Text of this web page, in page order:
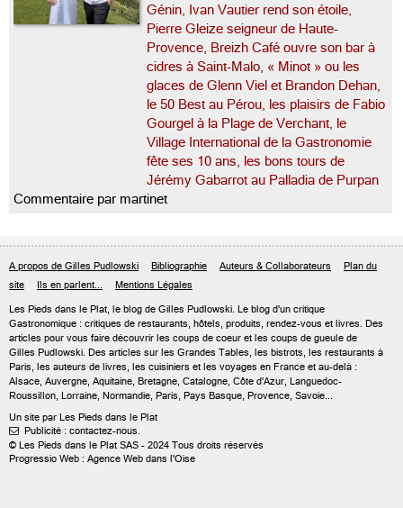
Génin, Ivan Vautier rend son étoile,
Pierre Gleize seigneur de Haute-
Provence, Breizh Café ouvre son bar à
cidres à Saint-Malo, « Minot » ou les
glaces de Glenn Viel et Brandon Dehan,
le 50 Best au Pérou, les plaisirs de Fabio
Gourgel à la Plage de Verchant, le
Village International de la Gastronomie
fête ses 10 ans, les bons tours de
Jérémy Gabarrot au Palladia de Purpan
Commentaire par martinet
A propos de Gilles Pudlowski Bibliographie Auteurs & Collaborateurs
Plan du
site
Ils en parlent... Mentions Légales
Les Pieds dans le Plat, le blog de Gilles Pudlowski. Le blog d'un critique
Gastronomique : critiques de restaurants, hôtels, produits, rendez-vous et livres. Des
articles pour vous faire découvrir les coups de coeur et les coups de gueule de
Gilles Pudlowski. Des articles sur les Grandes Tables, les bistrots, les restaurants à
Paris, les auteurs de livres, les cuisiniers et les voyages en France et au-delà :
Alsace, Auvergne, Aquitaine, Bretagne, Catalogne, Côte d'Azur, Languedoc-
Roussillon, Lorraine, Normandie, Paris, Pays Basque, Provence, Savoie...
Un site par Les Pieds dans le Plat
 Publicité : contactez-nous.
© Les Pieds dans le Plat SAS - 2024 Tous droits réservés
Progressio Web : Agence Web dans l'Oise